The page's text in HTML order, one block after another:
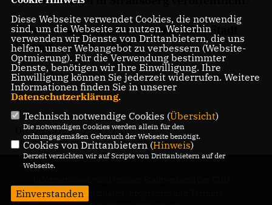
"Wassermangel in Strausberg - Eine Stadt
kämpft um ihren See"
06.08.2022, 08:27 Uhr
Strausberg, Kandidaten, Programm und Termine
Diese Webseite verwendet Cookies, die notwendig
sind, um die Webseite zu nutzen. Weiterhin
verwenden wir Dienste von Drittanbietern, die uns
helfen, unser Webangebot zu verbessern (Website-
Optmierung). Für die Verwendung bestimmter
Dienste, benötigen wir Ihre Einwilligung. Ihre
Einwilligung können Sie jederzeit widerrufen. Weitere
Informationen finden Sie in unserer
Datenschutzerklärung.
Technisch notwendige Cookies (Übersicht)
Die notwendigen Cookies werden allein für den
ordnungsgemäßen Gebrauch der Webseite benötigt.
Cookies von Drittanbietern (Hinweis)
Derzeit verzichten wir auf Scripte von Drittanbietern auf der
Webseite.
Einverstanden